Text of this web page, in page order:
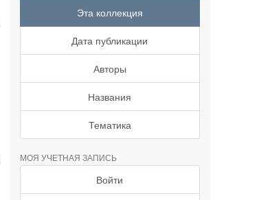
Эта коллекция
Дата публикации
Авторы
Названия
Тематика
МОЯ УЧЕТНАЯ ЗАПИСЬ
Войти